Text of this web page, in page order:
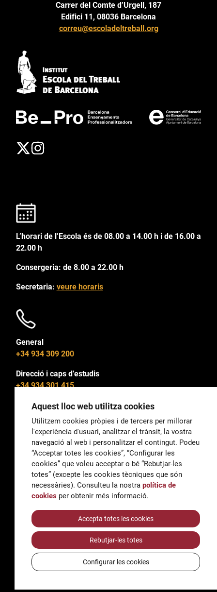
Carrer del Comte d’Urgell, 187
Edifici 11, 08036 Barcelona
correu@escoladeltreball.org
L’horari de l’Escola és de 08.00 a 14.00 h i de 16.00 a
22.00 h
Consergeria: de 8.00 a 22.00 h
Secretaria: veure horaris
General
+34 934 309 200
Direcció i caps d’estudis
+34 934 301 415
General
correu@escoladeltreball.org
Informació
informacio@escoladeltreball.org
AccessibilitatAvís legal i Política de Privacitat
Política de cookies
Crèdits
Aquest lloc web utilitza cookies
Utilitzem cookies pròpies i de tercers per millorar
l'experiència d'usuari, analitzar el trànsit, la vostra
navegació al web i personalitzar el contingut. Podeu
“Acceptar totes les cookies”, “Configurar les
cookies” que voleu acceptar o bé “Rebutjar-les
totes” (excepte les cookies tècniques que són
necessàries). Consulteu la nostra política de
cookies per obtenir més informació.
Accepta totes les cookies
Rebutjar-les totes
Configurar les cookies